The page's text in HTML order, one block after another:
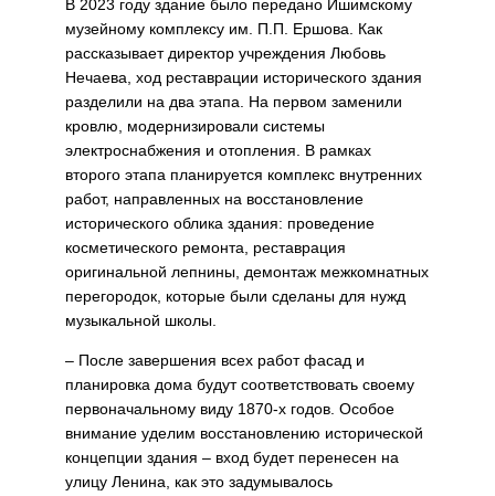
В 2023 году здание было передано Ишимскому
музейному комплексу им. П.П. Ершова. Как
рассказывает директор учреждения Любовь
Нечаева, ход реставрации исторического здания
разделили на два этапа. На первом заменили
кровлю, модернизировали системы
электроснабжения и отопления. В рамках
второго этапа планируется комплекс внутренних
работ, направленных на восстановление
исторического облика здания: проведение
косметического ремонта, реставрация
оригинальной лепнины, демонтаж межкомнатных
перегородок, которые были сделаны для нужд
музыкальной школы.
– После завершения всех работ фасад и
планировка дома будут соответствовать своему
первоначальному виду 1870-х годов. Особое
внимание уделим восстановлению исторической
концепции здания – вход будет перенесен на
улицу Ленина, как это задумывалось